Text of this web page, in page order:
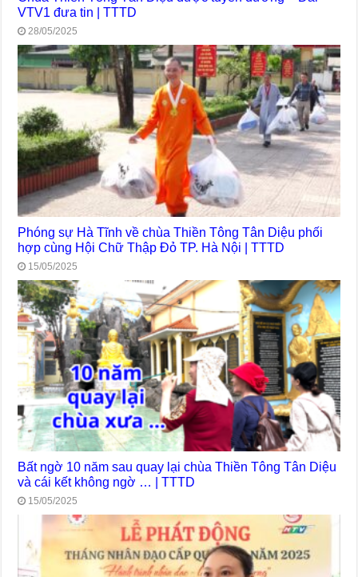
VTV1 đưa tin | TTTD
28/05/2025
Phóng sự Hà Tĩnh về chùa Thiền Tông Tân Diệu phối
hợp cùng Hội Chữ Thập Đỏ TP. Hà Nội | TTTD
15/05/2025
Bất ngờ 10 năm sau quay lại chùa Thiền Tông Tân Diệu
và cái kết không ngờ … | TTTD
15/05/2025